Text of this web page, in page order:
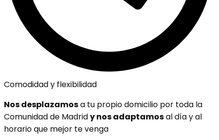
Comodidad y flexibilidad
Nos desplazamosa tu propio domicilio por toda la
Comunidad de Madridy nos adaptamosal día y al
horario que mejor te venga